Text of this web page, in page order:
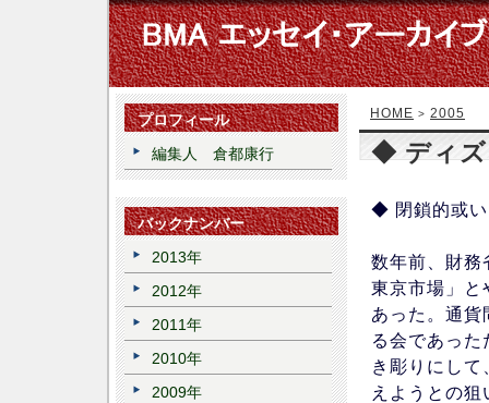
HOME > 2005
◆ ディズ
◆ 閉鎖的或
数年前、財務
東京市場」と
あった。通貨
る会であっ
き彫りにし
えようとの
プロフィール
編集人 倉都康行
バックナンバー
2013年
2012年
2011年
2010年
2009年